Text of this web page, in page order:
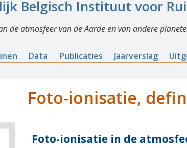
Belgisch Instituut voor
de atmosfeer van de Aarde en van andere
Data Publicaties Jaarverslag
Foto-ionisatie,
Foto-ionisatie in de